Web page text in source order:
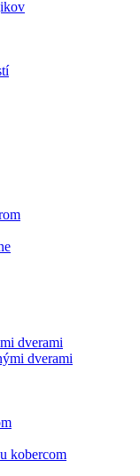
dverami
dverami
kobercom